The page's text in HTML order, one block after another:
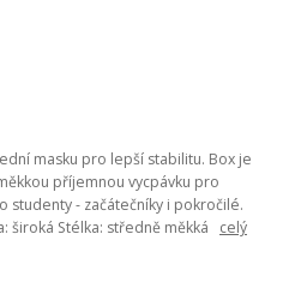
masku pro lepší stabilitu. Box je
příjemnou vycpávku pro
studenty - začátečníky i pokročilé.
široká Stélka: středně měkká celý